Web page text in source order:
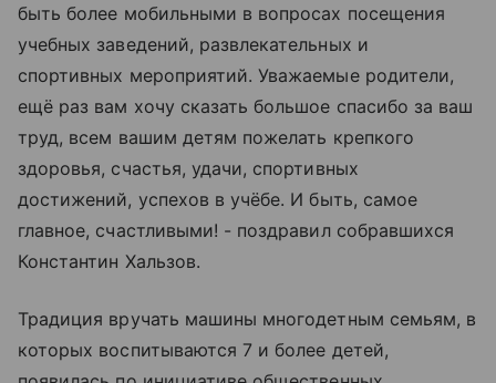
быть более мобильными в вопросах посещения
учебных заведений, развлекательных и
спортивных мероприятий. Уважаемые родители,
ещё раз вам хочу сказать большое спасибо за ваш
труд, всем вашим детям пожелать крепкого
здоровья, счастья, удачи, спортивных
достижений, успехов в учёбе. И быть, самое
главное, счастливыми! - поздравил собравшихся
Константин Хальзов.
Традиция вручать машины многодетным семьям, в
которых воспитываются 7 и более детей,